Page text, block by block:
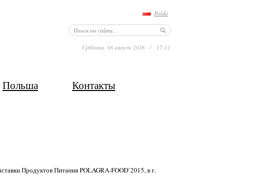
Polski
Суббота, 08 август 2026 / 17:11
Польша Контакты
Продуктов Питания POLAGRA-FOOD`2015, в г.